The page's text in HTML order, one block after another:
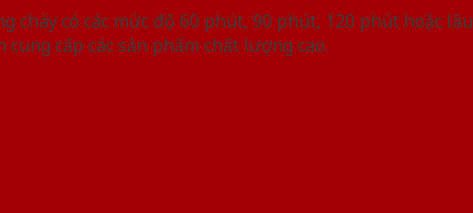
cháy có các mức độ 60 phút, 90 phút, 120 phút hoặc lâu
cấp các sản phẩm chất lượng cao.